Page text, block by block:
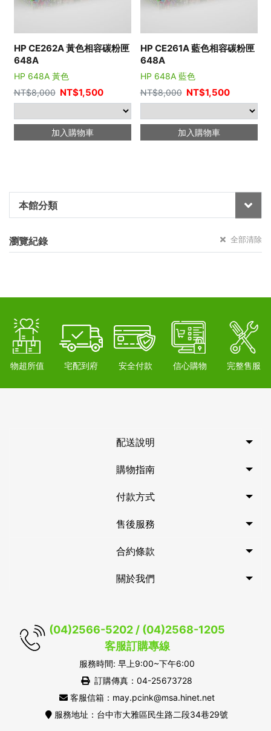
本館分類
瀏覽紀錄 全部清除
HP CE262A 黃色相容碳粉匣
648A
HP 648A 黃色
NT$8,000 NT$1,500
加入購物車
HP CE261A 藍色相容碳粉匣
648A
HP 648A 藍色
NT$8,000 NT$1,500
加入購物車
物超所值 宅配到府 安全付款 信心購物 完整售服
配送說明
購物指南
付款方式
售後服務
合約條款
關於我們
(04)2566-5202 / (04)2568-1205
客服訂購專線
服務時間: 早上9:00~下午6:00
訂購傳真：04-25673728
客服信箱：may.pcink@msa.hinet.net
服務地址：台中市大雅區民生路二段34巷29號